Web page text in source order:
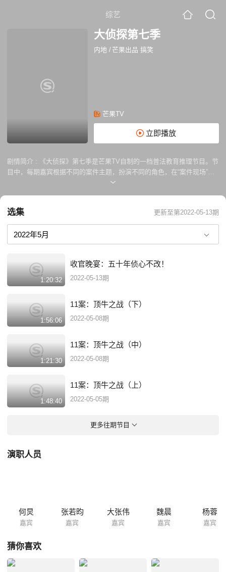
综艺
大侦探第七季
内地 / 芒果出品 搞笑
芒果TV
立即播放
剧情简介 :
《大侦探》第七季是芒果TV自制的一档普法教育推理节目。节
目中，每期嘉宾根据不同的案件主题，扮演不同的角色，在“案件现场”寻
找证据，推理并找出真正的“凶手”。本季《大侦探》将与最高人民法院联
选集 更新至第2022-05-13期
1:20:32
收官晚宴：五十年侦心不改！
2022-05-13期
1:56:06
11案：顶牛之战（下）
2022-05-08期
1:21:30
11案：顶牛之战（中）
2022-05-08期
1:48:40
11案：顶牛之战（上）
2022-05-05期
更多往期节目
演职人员
何炅
嘉宾
张若昀
嘉宾
大张伟
嘉宾
魏晨
嘉宾
杨蓉
嘉宾
猜你喜欢